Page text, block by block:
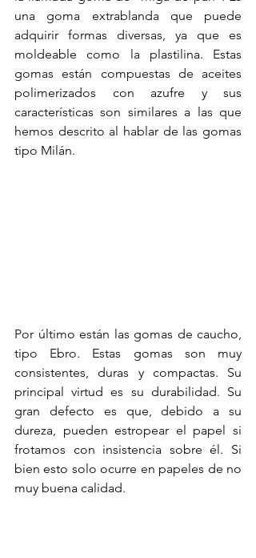
una goma extrablanda que puede
adquirir formas diversas, ya que es
moldeable como la plastilina. Estas
gomas están compuestas de aceites
polimerizados con azufre y sus
características son similares a las que
hemos descrito al hablar de las gomas
tipo Milán.
Por último están las gomas de caucho,
tipo Ebro. Estas gomas son muy
consistentes, duras y compactas. Su
principal virtud es su durabilidad. Su
gran defecto es que, debido a su
dureza, pueden estropear el papel si
frotamos con insistencia sobre él. Si
bien esto solo ocurre en papeles de no
muy buena calidad.